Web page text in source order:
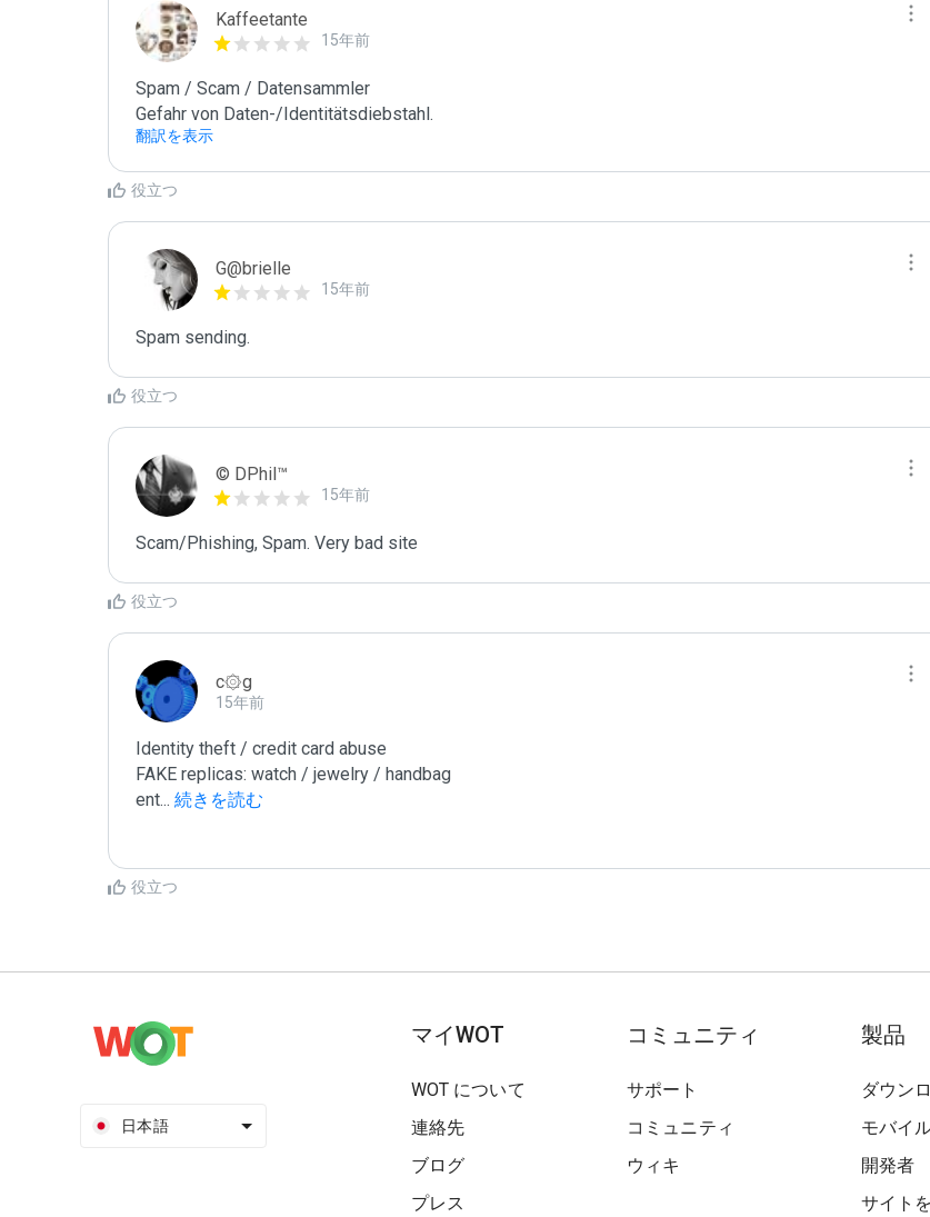
Kaffeetante
15年前
Spam / Scam / Datensammler
Gefahr von Daten-/Identitätsdiebstahl.
翻訳を表示
役立つ
G@brielle
15年前
Spam sending.
役立つ
© DPhil™
15年前
Scam/Phishing, Spam. Very bad site
役立つ
c۞g
15年前
Identity theft / credit card abuse
FAKE replicas: watch / jewelry / handbag
ent... 続きを読む
役立つ
日本語
マイWOT
WOT について
連絡先
ブログ
プレス
コミュニティ
サポート
コミュニティ
ウィキ
製品
ダウン
モバイ
開発者
サイト